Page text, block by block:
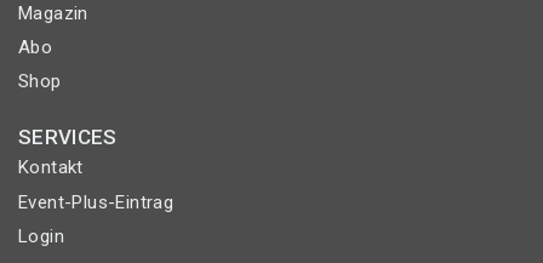
Magazin
Abo
Shop
SERVICES
Kontakt
Event-Plus-Eintrag
Login